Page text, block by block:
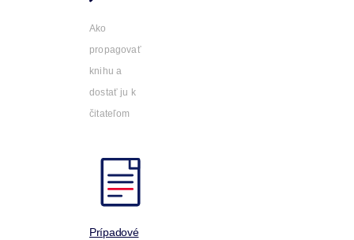
Ako
propagovať
knihu a
dostať ju k
čitateľom
Prípadové